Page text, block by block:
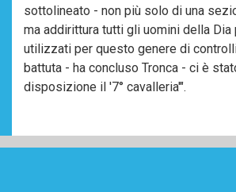
sottolineato - non più solo di una
ma addirittura tutti gli uomini della Dia
utilizzati per questo genere di
battuta - ha concluso Tronca - ci è
disposizione il '7° cavalleria'".